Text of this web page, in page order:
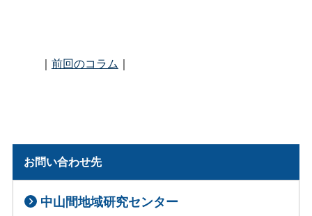
｜ 前回のコラム ｜
お問い合わせ先
中山間地域研究センター